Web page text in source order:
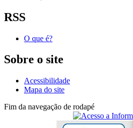
RSS
O que é?
Sobre o site
Acessibilidade
Mapa do site
Fim da navegação de rodapé